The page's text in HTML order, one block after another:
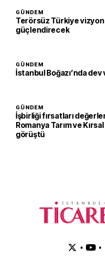
GÜNDEM
Terörsüz Türkiye
güçlendirecek
GÜNDEM
İstanbul Boğazı’nda
GÜNDEM
İşbirliği fırsatları
Romanya Tarım ve
görüştü
• •